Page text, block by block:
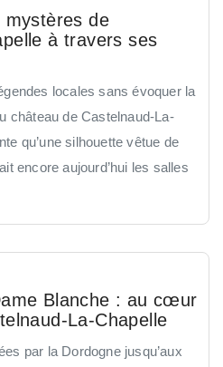
mystères de
à travers ses
locales sans évoquer la
château de Castelnaud-La-
qu’une silhouette vêtue de
encore aujourd’hui les salles
Blanche : au cœur
La-Chapelle
par la Dordogne jusqu’aux